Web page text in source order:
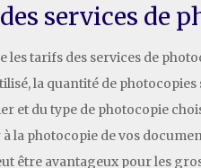
services de
les tarifs des services de
la quantité de
et du type de photocopie
la photocopie de vos
être avantageux pour les